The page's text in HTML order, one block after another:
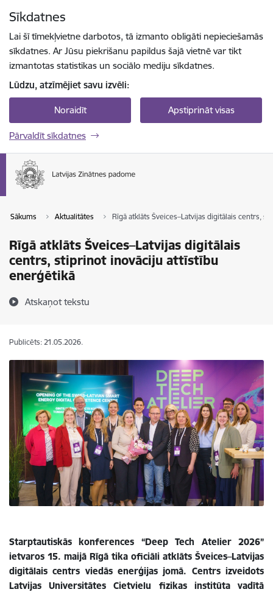
Sīkdatnes
Lai šī tīmekļvietne darbotos, tā izmanto obligāti nepieciešamās
sīkdatnes. Ar Jūsu piekrišanu papildus šajā vietnē var tikt
izmantotas statistikas un sociālo mediju sīkdatnes.
Lūdzu, atzīmējiet savu izvēli:
Noraidīt Apstiprināt visas
Pārvaldīt sīkdatnes
Sākums Aktualitātes Rīgā atklāts Šveices–Latvijas digitālais centrs,
Rīgā atklāts Šveices–Latvijas digitālais
centrs, stiprinot inovāciju attīstību
enerģētikā
Atskaņot tekstu
Publicēts: 21.05.2026.
Starptautiskās konferences “Deep Tech Atelier 2026”
ietvaros 15. maijā Rīgā tika oficiāli atklāts Šveices–Latvijas
digitālais centrs viedās enerģijas jomā. Centrs izveidots
Latvijas Universitātes Cietvielu fizikas institūta vadītā